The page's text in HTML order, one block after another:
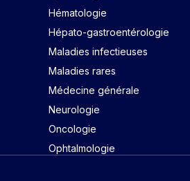
Hématologie
Hépato-gastroentérologie
Maladies infectieuses
Maladies rares
Médecine générale
Neurologie
Oncologie
Ophtalmologie